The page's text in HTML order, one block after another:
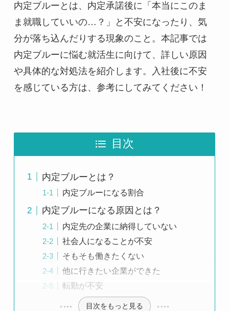
内定ブルーとは、内定承諾後に「本当にこのま
ま就職していいの…？」と不安になったり、気
分が落ち込んだりする現象のこと。本記事では
内定ブルーに悩む就活生に向けて、詳しい原因
や具体的な対処法を紹介します。入社後に不安
を感じている方は、参考にしてみてください！
目次
内定ブルーとは？
内定ブルーになる割合
内定ブルーになる原因とは？
内定先の企業に納得していない
社会人になることが不安
そもそも働きたくない
他に行きたい企業ができた
転勤が不安
目次をもっと見る